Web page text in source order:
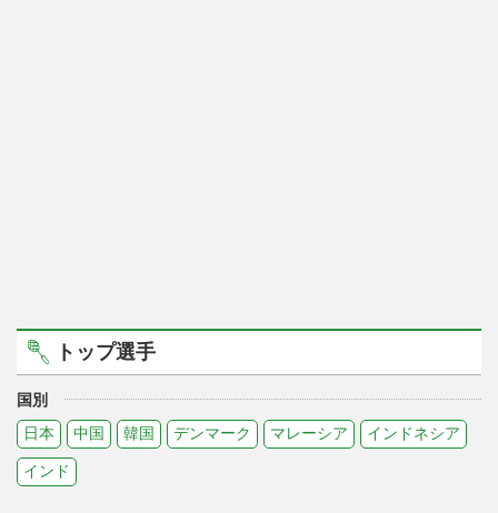
トップ選手
国別
日本
中国 韓国 デンマーク マレーシア インドネシア
インド